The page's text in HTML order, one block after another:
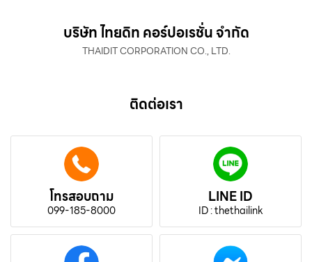
บริษัท ไทยดิท คอร์ปอเรชั่น จำกัด
THAIDIT CORPORATION CO., LTD.
ติดต่อเรา
โทรสอบถาม
099-185-8000
LINE ID
ID : thethailink